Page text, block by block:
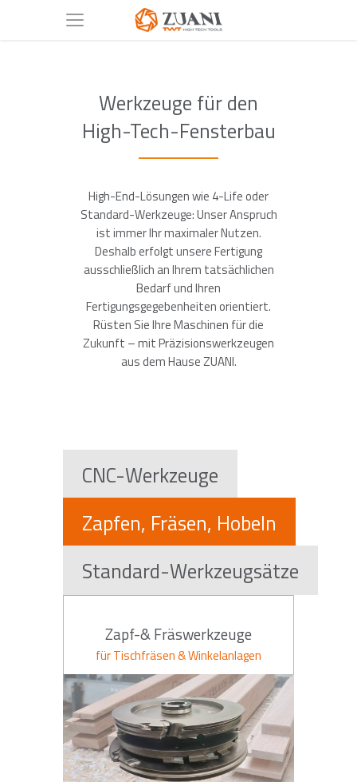
Werkzeuge für den
High-Tech-Fensterbau
High-End-Lösungen wie 4-Life oder
Standard-Werkzeuge: Unser Anspruch
ist immer Ihr maximaler Nutzen.
Deshalb erfolgt unsere Fertigung
ausschließlich an Ihrem tatsächlichen
Bedarf und Ihren
Fertigungsgegebenheiten orientiert.
Rüsten Sie Ihre Maschinen für die
Zukunft – mit Präzisionswerkzeugen
aus dem Hause ZUANI.
CNC-Werkzeuge
Zapfen, Fräsen, Hobeln
Standard-Werkzeugsätze
Zapf-& Fräswerkzeuge
für Tischfräsen & Winkelanlagen